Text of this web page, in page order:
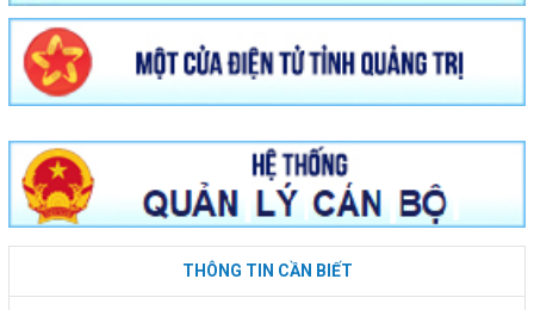
THÔNG TIN CẦN BIẾT